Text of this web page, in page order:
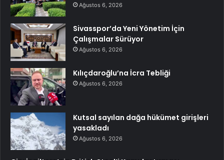
Ağustos 6, 2026
Sivasspor’da Yeni Yönetim İçin
Çalışmalar Sürüyor
Ağustos 6, 2026
Kılıçdaroğlu’na İcra Tebliği
Ağustos 6, 2026
Kutsal sayılan dağa hükümet girişleri
yasakladı
Ağustos 6, 2026